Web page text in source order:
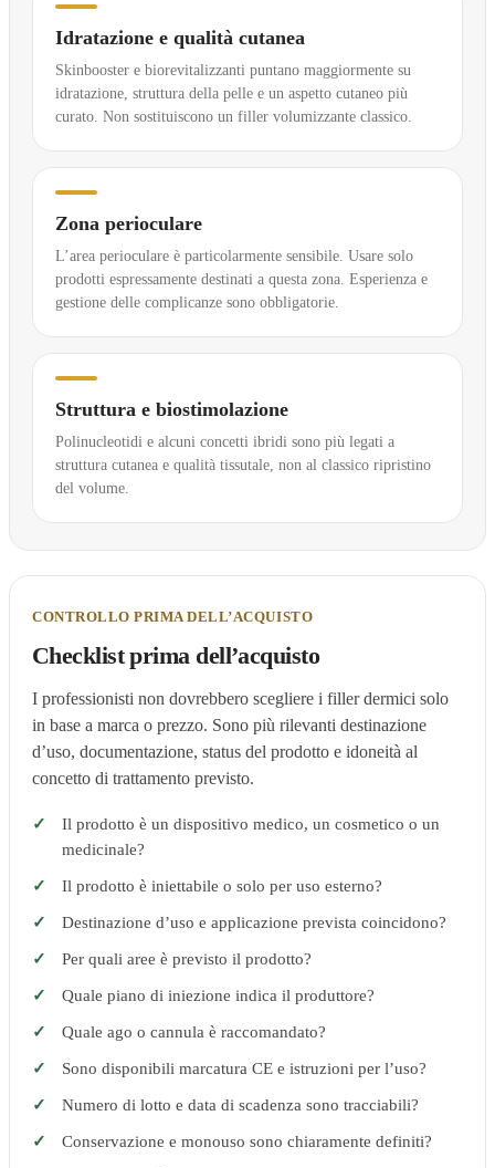
Idratazione e qualità cutanea
Skinbooster e biorevitalizzanti puntano maggiormente su
idratazione, struttura della pelle e un aspetto cutaneo più
curato. Non sostituiscono un filler volumizzante classico.
Zona perioculare
L’area perioculare è particolarmente sensibile. Usare solo
prodotti espressamente destinati a questa zona. Esperienza e
gestione delle complicanze sono obbligatorie.
Struttura e biostimolazione
Polinucleotidi e alcuni concetti ibridi sono più legati a
struttura cutanea e qualità tissutale, non al classico ripristino
del volume.
CONTROLLO PRIMA DELL’ACQUISTO
Checklist prima dell’acquisto
I professionisti non dovrebbero scegliere i filler dermici solo
in base a marca o prezzo. Sono più rilevanti destinazione
d’uso, documentazione, status del prodotto e idoneità al
concetto di trattamento previsto.
Il prodotto è un dispositivo medico, un cosmetico o un
medicinale?
Il prodotto è iniettabile o solo per uso esterno?
Destinazione d’uso e applicazione prevista coincidono?
Per quali aree è previsto il prodotto?
Quale piano di iniezione indica il produttore?
Quale ago o cannula è raccomandato?
Sono disponibili marcatura CE e istruzioni per l’uso?
Numero di lotto e data di scadenza sono tracciabili?
Conservazione e monouso sono chiaramente definiti?